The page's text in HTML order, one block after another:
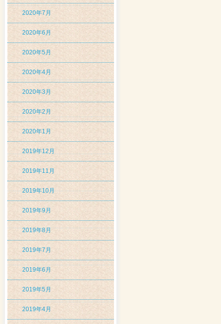
2020年7月
2020年6月
2020年5月
2020年4月
2020年3月
2020年2月
2020年1月
2019年12月
2019年11月
2019年10月
2019年9月
2019年8月
2019年7月
2019年6月
2019年5月
2019年4月